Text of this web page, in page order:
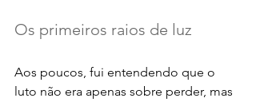
Os primeiros raios de luz
Aos poucos, fui entendendo que o
luto não era apenas sobre perder, mas